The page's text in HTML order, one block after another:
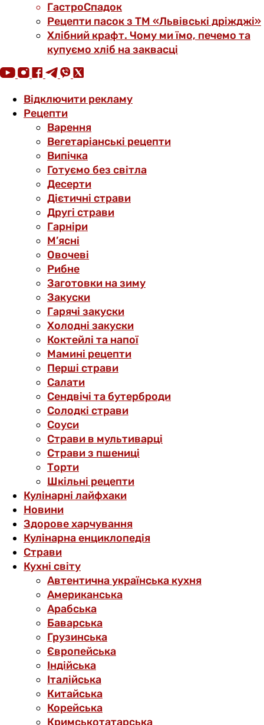
ГастроСпадок
Рецепти пасок з ТМ «Львівські дріжджі»
Хлібний крафт. Чому ми їмо, печемо та
купуємо хліб на заквасці
Відключити рекламу
Рецепти
Варення
Вегетаріанські рецепти
Випічка
Готуємо без світла
Десерти
Дієтичні страви
Другі страви
Гарніри
М’ясні
Овочеві
Рибне
Заготовки на зиму
Закуски
Гарячі закуски
Холодні закуски
Коктейлі та напої
Мамині рецепти
Перші страви
Салати
Сендвічі та бутерброди
Солодкі страви
Соуси
Страви в мультиварці
Страви з пшениці
Торти
Шкільні рецепти
Кулінарні лайфхаки
Новини
Здорове харчування
Кулінарна енциклопедія
Страви
Кухні світу
Автентична українська кухня
Американська
Арабська
Баварська
Грузинська
Європейська
Індійська
Італійська
Китайська
Корейська
Кримськотатарська